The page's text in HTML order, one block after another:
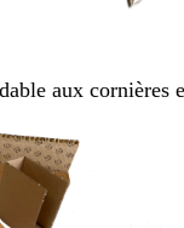
aux cornières